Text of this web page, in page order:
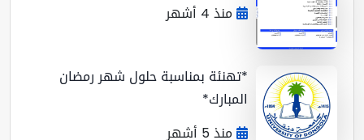
منذ 4 أشهر
*تهنئة بمناسبة حلول شهر رمضان
المبارك*
منذ 5 أشهر